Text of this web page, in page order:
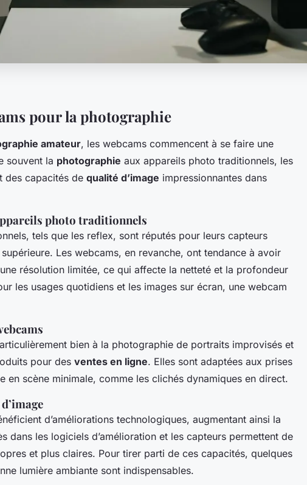
pour la photographie
amateur, les webcams commencent à se faire une
souvent la photographie aux appareils photo traditionnels, les
des capacités de qualité d’image impressionnantes dans
photo traditionnels
tels que les reflex, sont réputés pour leurs capteurs
Les webcams, en revanche, ont tendance à avoir
résolution limitée, ce qui affecte la netteté et la profondeur
les usages quotidiens et les images sur écran, une webcam
bien à la photographie de portraits improvisés et
pour des ventes en ligne. Elles sont adaptées aux prises
en scène minimale, comme les clichés dynamiques en direct.
d’améliorations technologiques, augmentant ainsi la
dans les logiciels d’amélioration et les capteurs permettent de
et plus claires. Pour tirer parti de ces capacités, quelques
lumière ambiante sont indispensables.